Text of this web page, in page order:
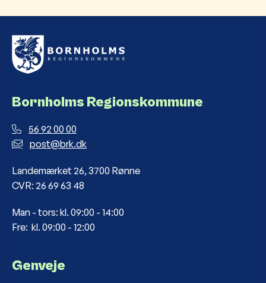
Bornholms Regionskommune
56 92 00 00
post@brk.dk
Landemærket 26, 3700 Rønne
CVR: 26 69 63 48
Man - tors: kl. 09:00 - 14:00
Fre: kl. 09:00 - 12:00
Genveje